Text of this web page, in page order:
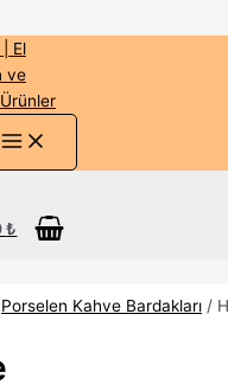
₺
Porselen Kahve Bardakları /